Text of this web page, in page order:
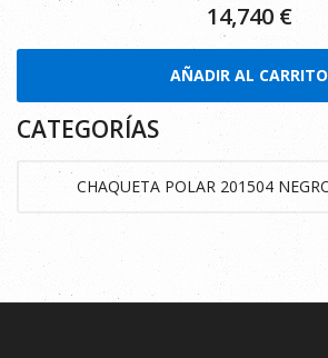
14,740 €
AÑADIR AL CARRITO
CATEGORÍAS